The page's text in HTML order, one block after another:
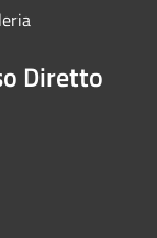
Diretto